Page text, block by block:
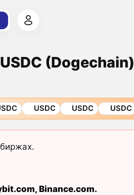
(Dogechain)
USDC USDC USDC
, Binance.com.